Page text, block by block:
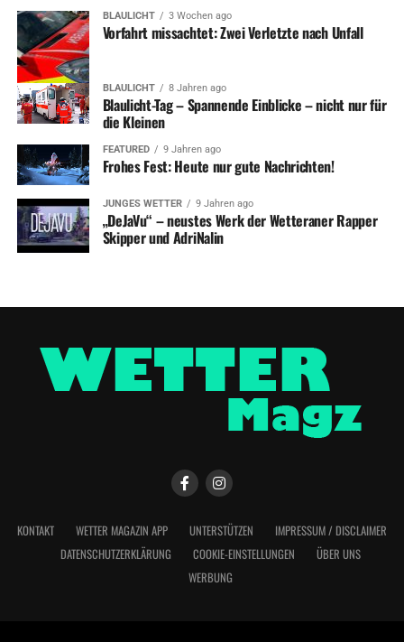
BLAULICHT 3 Wochen ago
Vorfahrt missachtet: Zwei Verletzte nach Unfall
BLAULICHT 8 Jahren ago
Blaulicht-Tag – Spannende Einblicke – nicht nur für
die Kleinen
FEATURED 9 Jahren ago
Frohes Fest: Heute nur gute Nachrichten!
JUNGES WETTER 9 Jahren ago
„DeJaVu“ – neustes Werk der Wetteraner Rapper
Skipper und AdriNalin
KONTAKT WETTER MAGAZIN APP UNTERSTÜTZEN
IMPRESSUM / DISCLAIMER
DATENSCHUTZERKLÄRUNG
COOKIE-EINSTELLUNGEN
ÜBER UNS
WERBUNG